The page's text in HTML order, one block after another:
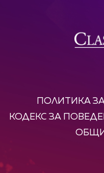
ПОЛИТИКА
КОДЕКС ЗА